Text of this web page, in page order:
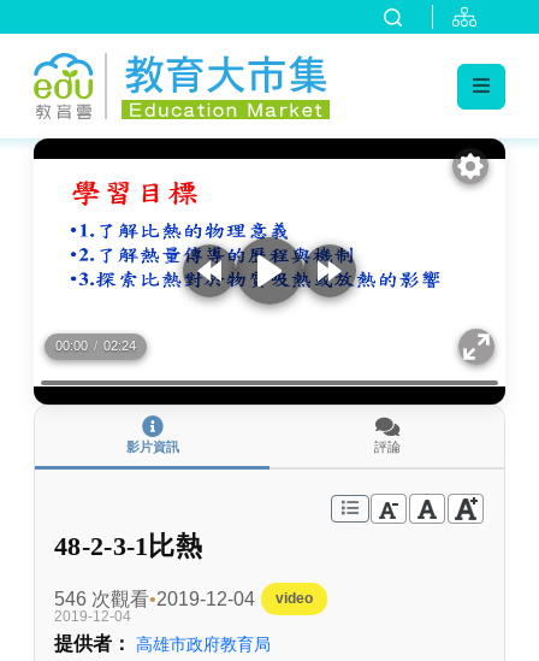
:::
00:00 / 02:24
影片資訊 評論
48-2-3-1比熱
546 次觀看 2019-12-04
video
2019-12-04
提供者： 高雄市政府教育局